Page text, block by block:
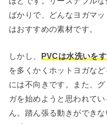
ばかりで、どんなヨガマ
はおすすめの素材です。
しかし、 PVCは水洗いを
を多くかくホットヨガな
には不向きです。また、
ガを始めようと思われて
ん。踏ん張る動きができ